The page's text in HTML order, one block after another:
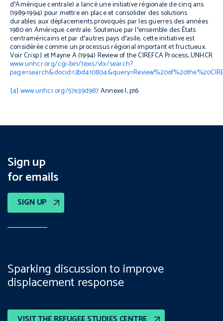
d’Amérique centrale) a lancé une initiative régionale de cinq ans
(1989-1994) pour mettre en place et consolider des solutions
durables aux déplacements provoqués par les guerres des années
1980 en Amérique centrale. Soutenue par l’ensemble des États
centraméricains et par d’autres pays d’asile, cette initiative est
considérée comme un processus régional important et fructueux.
Voir Crisp J et Mayne A (1994) Review of the CIREFCA Process, UNHCR
www.unhcr.org/cgi-bin/texis/vtx/search?
[4] www.unhcr.org/57e39d987Annexe I, p16
Sign up
for emails
SIGN UP
Sparking discussion to improve
displacement response